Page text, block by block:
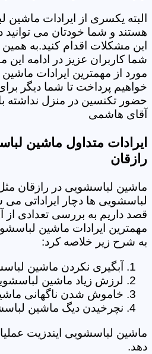
البته یکسری از ایرادات
هستند و شما خودتان می
این مشکلات اقدام کنید.به
شما کاربران عزیز در ادامه
مورد از مهمترین ایرادات
خواهیم پرداخت تا شما دیگر
آقای هاشمی
ایرادات متداول ماشین
رازقان
ماشین لباسشویی در رازقان
لباسشویی ها دچار ایراداتی
قصد داریم به بررسی تعدادی از
مهمترین ایرادات ماشین
به شرح زیر خلاصه کرد:
آبگیری نکردن ماشین
لرزش زیاد ماشین
خاموش شدن ناگهانی
نچرخیدن دیگ ماشین
ماشین لباسشویی ایندزیت
دهد.